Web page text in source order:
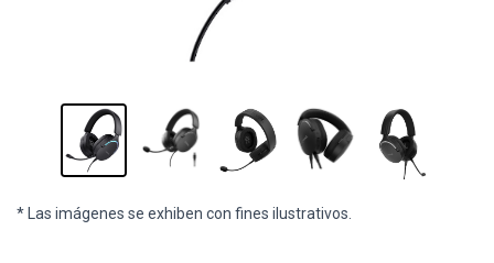
* Las imágenes se exhiben con fines ilustrativos.